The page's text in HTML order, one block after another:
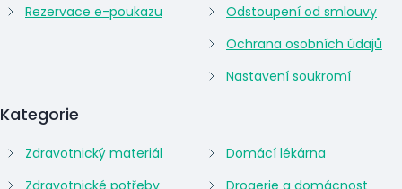
Rezervace e-poukazu
Kategorie
Zdravotnický materiál
Domácí lékárna
Odstoupení od smlouvy
Ochrana osobních údajů
Nastavení soukromí